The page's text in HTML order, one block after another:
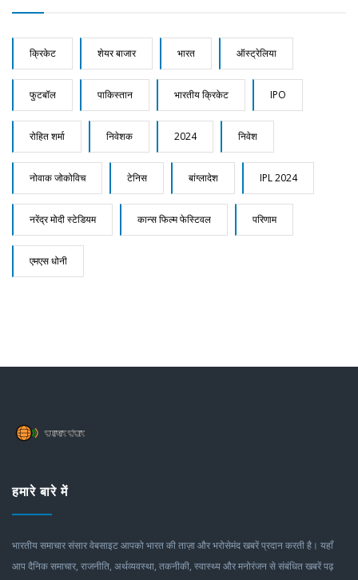
क्रिकेट शेयर बाजार भारत ऑस्ट्रेलिया
फुटबॉल पाकिस्तान भारतीय क्रिकेट IPO
रोहित शर्मा निवेशक 2024 निवेश
नोवाक जोकोविच टेनिस बांग्लादेश IPL 2024
नरेंद्र मोदी स्टेडियम कान्स फिल्म फेस्टिवल परिणाम
एमएस धोनी
हमारे बारे में
भारतीय समाचार संसार वेबसाइट आपको भारत की ताज़ा और भरोसेमंद खबरें प्रदान करती है। यहाँ
आप दैनिक समाचार, राजनीति, अर्थव्यवस्था, तकनीकी, स्वास्थ्य और मनोरंजन से संबंधित खबरें पढ़